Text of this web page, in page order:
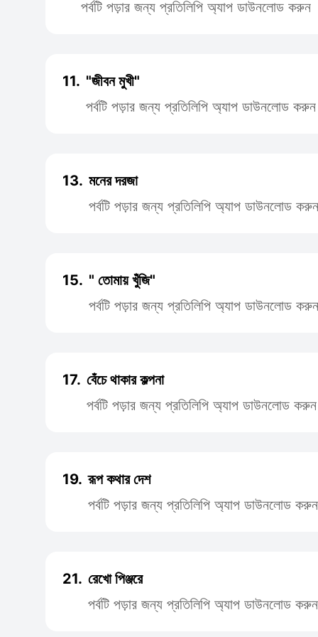
পর্বটি পড়ার জন্য প্রতিলিপি অ্যাপ ডাউনলোড করুন
11. "জীবন মুখী"
পর্বটি পড়ার জন্য প্রতিলিপি অ্যাপ ডাউনলোড করুন
13. মনের দরজা
পর্বটি পড়ার জন্য প্রতিলিপি অ্যাপ ডাউনলোড করুন
15. " তোমায় খুঁজি"
পর্বটি পড়ার জন্য প্রতিলিপি অ্যাপ ডাউনলোড করুন
17. বেঁচে থাকার কল্পনা
পর্বটি পড়ার জন্য প্রতিলিপি অ্যাপ ডাউনলোড করুন
19. রূপ কথার দেশ
পর্বটি পড়ার জন্য প্রতিলিপি অ্যাপ ডাউনলোড করুন
21. রেখো পিঞ্জরে
পর্বটি পড়ার জন্য প্রতিলিপি অ্যাপ ডাউনলোড করুন